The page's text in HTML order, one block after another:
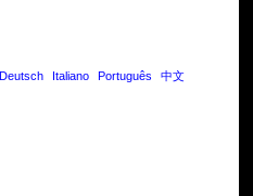
Deutsch Italiano Português 中文